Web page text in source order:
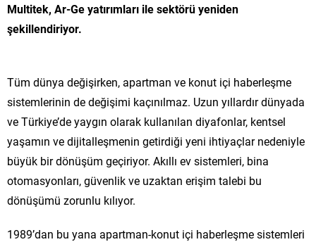
Multitek, Ar-Ge yatırımları ile sektörü yeniden
şekillendiriyor.
Tüm dünya değişirken, apartman ve konut içi haberleşme
sistemlerinin de değişimi kaçınılmaz. Uzun yıllardır dünyada
ve Türkiye’de yaygın olarak kullanılan diyafonlar, kentsel
yaşamın ve dijitalleşmenin getirdiği yeni ihtiyaçlar nedeniyle
büyük bir dönüşüm geçiriyor. Akıllı ev sistemleri, bina
otomasyonları, güvenlik ve uzaktan erişim talebi bu
dönüşümü zorunlu kılıyor.
1989’dan bu yana apartman-konut içi haberleşme sistemleri